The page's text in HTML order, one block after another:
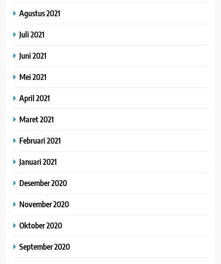
Agustus 2021
Juli 2021
Juni 2021
Mei 2021
April 2021
Maret 2021
Februari 2021
Januari 2021
Desember 2020
November 2020
Oktober 2020
September 2020